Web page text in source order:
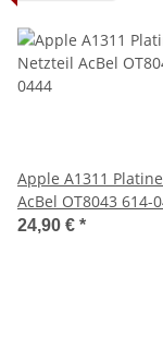
Apple A1311
AcBel OT8043 614-
24,90 € *